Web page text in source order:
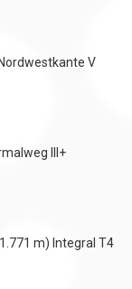
V
III+
m) Integral T4